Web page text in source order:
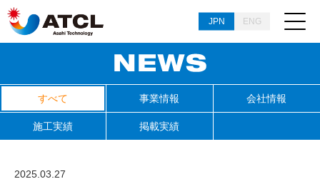
JPN ENG
すべて 事業情報 会社情報
施工実績 掲載実績
2025.03.27